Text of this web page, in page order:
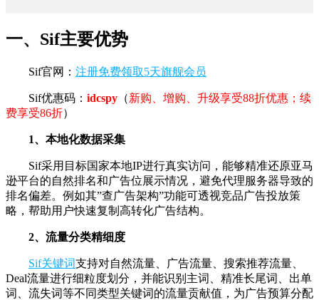
一、Sif主要优势
Sif官网： 注册免费领取5天旗舰会员
Sif优惠码： idcspy （新购、增购、升级享受88折优惠；续
费享受86折）
1、本地化数据采集
Sif采用目标国家本地IP进行真实访问，能够精准还原亚马
逊平台的自然排名和广告位展示情况，避免代理服务器导致的
排名偏差。例如其”查广告架构”功能可透视竞品广告投放策
略，帮助用户快速复制高转化广告结构。
2、流量分类精细度
Sif关键词支持对自然流量、广告流量、搜索推荐流量、
Deal流量进行细粒度划分，并能识别主词、精准长尾词、出单
词、流失词等不同类型关键词的流量贡献值，为广告预算分配